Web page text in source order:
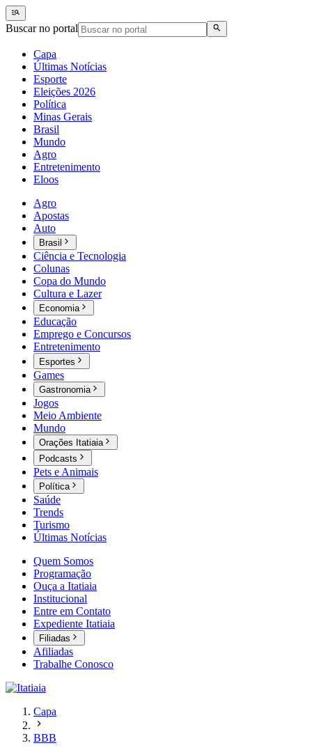
Buscar no portal
Capa
Últimas Notícias
Esporte
Eleições 2026
Política
Minas Gerais
Brasil
Mundo
Agro
Entretenimento
Eloos
Agro
Apostas
Auto
Brasil
Ciência e Tecnologia
Colunas
Copa do Mundo
Cultura e Lazer
Economia
Educação
Emprego e Concursos
Entretenimento
Esportes
Games
Gastronomia
Jogos
Meio Ambiente
Mundo
Orações Itatiaia
Podcasts
Pets e Animais
Política
Saúde
Trends
Turismo
Últimas Notícias
Quem Somos
Programação
Ouça a Itatiaia
Institucional
Entre em Contato
Expediente Itatiaia
Filiadas
Afiliadas
Trabalhe Conosco
Capa
BBB